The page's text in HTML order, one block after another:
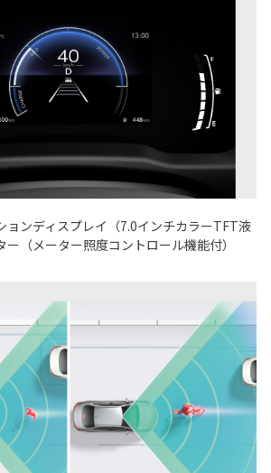
ョンディスプレイ（7.0インチカラーTFT液
（メーター照度コントロール機能付）